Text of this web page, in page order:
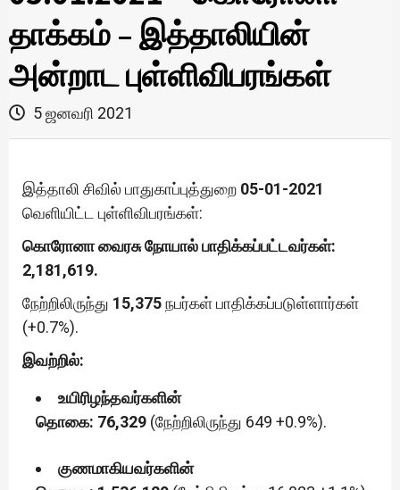
தாக்கம் – இத்தாலியின்
அன்றாட புள்ளிவிபரங்கள்
5 ஜனவரி 2021
இத்தாலி சிவில் பாதுகாப்புத்துறை 05-01-2021
வெளியிட்ட புள்ளிவிபரங்கள்:
கொரோனா வைரசு நோயால் பாதிக்கப்பட்டவர்கள்:
2,181,619.
நேற்றிலிருந்து 15,375நபர்கள் பாதிக்கப்படுள்ளார்கள்
(+0.7%).
இவற்றில்:
உயிரிழந்தவர்களின்
தொகை: 76,329 (நேற்றிலிருந்து 649 +0.9%).
குணமாகியவர்களின்